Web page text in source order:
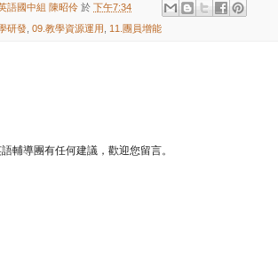
語國中組 陳昭伶 於 下午7:34
研發 09.教學資源運用 11.團員增能
輔導團有任何建議，歡迎您留言。